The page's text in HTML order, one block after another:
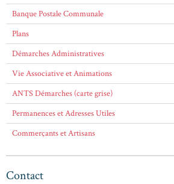
Banque Postale Communale
Plans
Démarches Administratives
Vie Associative et Animations
ANTS Démarches (carte grise)
Permanences et Adresses Utiles
Commerçants et Artisans
Contact